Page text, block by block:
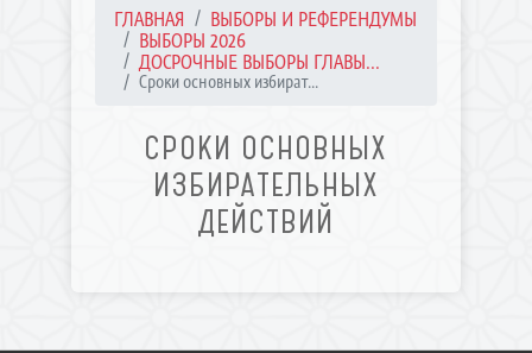
ГЛАВНАЯ
ВЫБОРЫ И РЕФЕРЕНДУМЫ
ВЫБОРЫ 2026
ДОСРОЧНЫЕ ВЫБОРЫ ГЛАВЫ...
Сроки основных избират...
СРОКИ ОСНОВНЫХ
ИЗБИРАТЕЛЬНЫХ
ДЕЙСТВИЙ